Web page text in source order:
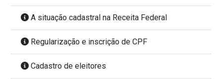
A situação cadastral na Receita Federal
Regularização e inscrição de CPF
Cadastro de eleitores